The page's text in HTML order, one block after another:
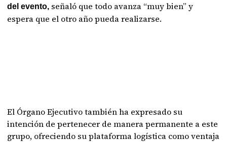
del evento, señaló que todo avanza “muy bien” y
espera que el otro año pueda realizarse.
El Órgano Ejecutivo también ha expresado su
intención de pertenecer de manera permanente a este
grupo, ofreciendo su plataforma logística como ventaja